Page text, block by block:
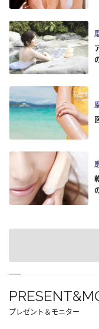
プレゼント＆モニター